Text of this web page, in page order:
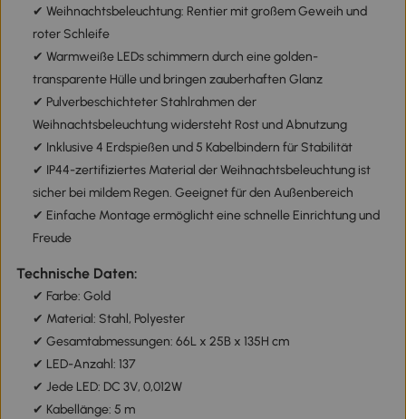
✔ Weihnachtsbeleuchtung: Rentier mit großem Geweih und
roter Schleife
✔ Warmweiße LEDs schimmern durch eine golden-
transparente Hülle und bringen zauberhaften Glanz
✔ Pulverbeschichteter Stahlrahmen der
Weihnachtsbeleuchtung widersteht Rost und Abnutzung
✔ Inklusive 4 Erdspießen und 5 Kabelbindern für Stabilität
✔ IP44-zertifiziertes Material der Weihnachtsbeleuchtung ist
sicher bei mildem Regen. Geeignet für den Außenbereich
✔ Einfache Montage ermöglicht eine schnelle Einrichtung und
Freude
Technische Daten:
✔ Farbe: Gold
✔ Material: Stahl, Polyester
✔ Gesamtabmessungen: 66L x 25B x 135H cm
✔ LED-Anzahl: 137
✔ Jede LED: DC 3V, 0,012W
✔ Kabellänge: 5 m